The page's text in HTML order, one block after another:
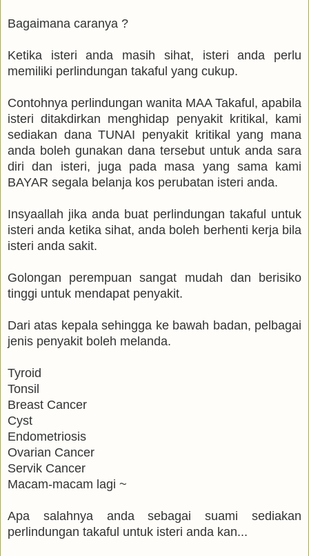
Bagaimana caranya ?
Ketika isteri anda masih sihat, isteri anda perlu
memiliki perlindungan takaful yang cukup.
Contohnya perlindungan wanita MAA Takaful, apabila
isteri ditakdirkan menghidap penyakit kritikal, kami
sediakan dana TUNAI penyakit kritikal yang mana
anda boleh gunakan dana tersebut untuk anda sara
diri dan isteri, juga pada masa yang sama kami
BAYAR segala belanja kos perubatan isteri anda.
Insyaallah jika anda buat perlindungan takaful untuk
isteri anda ketika sihat, anda boleh berhenti kerja bila
isteri anda sakit.
Golongan perempuan sangat mudah dan berisiko
tinggi untuk mendapat penyakit.
Dari atas kepala sehingga ke bawah badan, pelbagai
jenis penyakit boleh melanda.
Tyroid
Tonsil
Breast Cancer
Cyst
Endometriosis
Ovarian Cancer
Servik Cancer
Macam-macam lagi ~
Apa salahnya anda sebagai suami sediakan
perlindungan takaful untuk isteri anda kan...